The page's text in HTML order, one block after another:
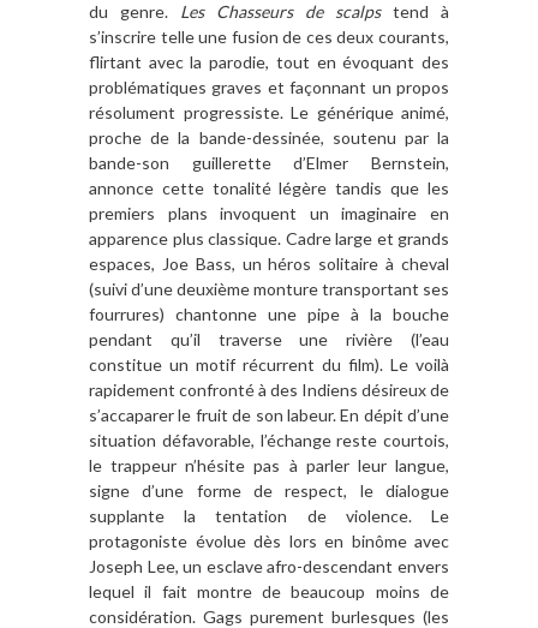
du genre. Les Chasseurs de scalpstend à
s’inscrire telle une fusion de ces deux courants,
flirtant avec la parodie, tout en évoquant des
problématiques graves et façonnant un propos
résolument progressiste. Le générique animé,
proche de la bande-dessinée, soutenu par la
bande-son guillerette d’Elmer Bernstein,
annonce cette tonalité légère tandis que les
premiers plans invoquent un imaginaire en
apparence plus classique. Cadre large et grands
espaces, Joe Bass, un héros solitaire à cheval
(suivi d’une deuxième monture transportant ses
fourrures) chantonne une pipe à la bouche
pendant qu’il traverse une rivière (l’eau
constitue un motif récurrent du film). Le voilà
rapidement confronté à des Indiens désireux de
s’accaparer le fruit de son labeur. En dépit d’une
situation défavorable, l’échange reste courtois,
le trappeur n’hésite pas à parler leur langue,
signe d’une forme de respect, le dialogue
supplante la tentation de violence. Le
protagoniste évolue dès lors en binôme avec
Joseph Lee, un esclave afro-descendant envers
lequel il fait montre de beaucoup moins de
considération. Gags purement burlesques (les